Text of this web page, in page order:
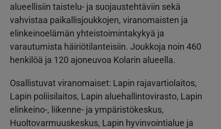
alueellisiin taistelu- ja suojaustehtäviin sekä
vahvistaa paikallisjoukkojen, viranomaisten ja
elinkeinoelämän yhteistoimintakykyä ja
varautumista häiriötilanteisiin. Joukkoja noin 460
henkilöä ja 120 ajoneuvoa Kolarin alueella.
Osallistuvat viranomaiset: Lapin rajavartiolaitos,
Lapin poliisilaitos, Lapin aluehallintovirasto, Lapin
elinkeino-, liikenne- ja ympäristökeskus,
Huoltovarmuuskeskus, Lapin hyvinvointialue ja